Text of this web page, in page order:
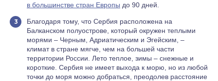
в большинстве стран Европы до 90 дней.
Благодаря тому, что Сербия расположена на
Балканском полуострове, который окружен теплыми
морями – Черным, Адриатическим и Эгейским, –
климат в стране мягче, чем на большей части
территории России. Лето теплое, зимы – снежные и
короткие. Сербия не имеет выхода к морю, но из любой
точки до моря можно добраться, преодолев расстояние